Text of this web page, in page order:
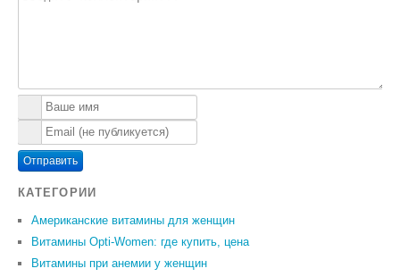
Отправить
КАТЕГОРИИ
Американские витамины для женщин
Витамины Opti-Women: где купить, цена
Витамины при анемии у женщин